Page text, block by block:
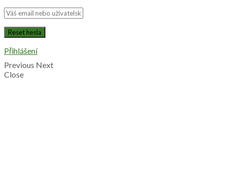
Přihlášení
Previous Next
Close